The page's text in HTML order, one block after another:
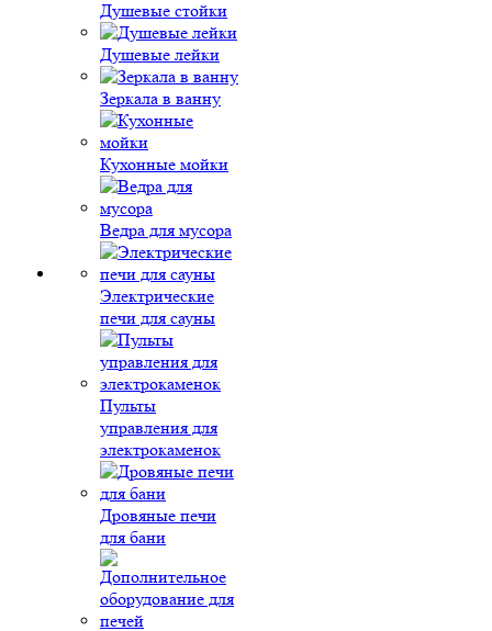
Душевые стойки
Душевые лейки
Зеркала в ванну
Кухонные мойки
Ведра для мусора
Электрические
печи для сауны
Пульты
управления для
электрокаменок
Дровяные печи
для бани